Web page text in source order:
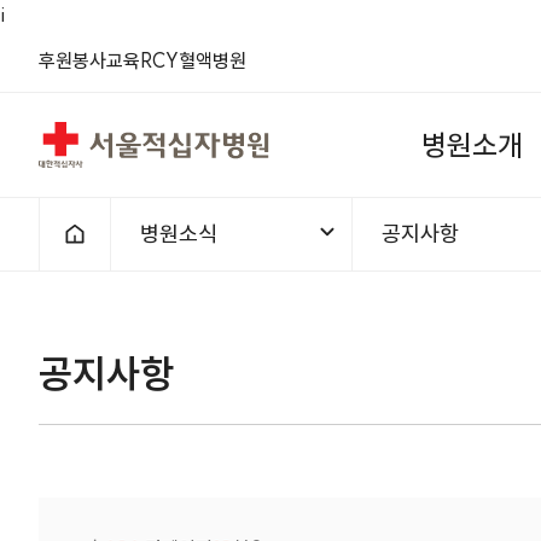
i
후원(새 창)
봉사(새 창)
교육(새 창)
RCY(새 창)
혈액(새 창)
병원
서울적십자병원 병원소개
홈으로 1차메뉴
병원소식
2차메뉴
공지사항
공지사항 | 병원소식 |
공지사항